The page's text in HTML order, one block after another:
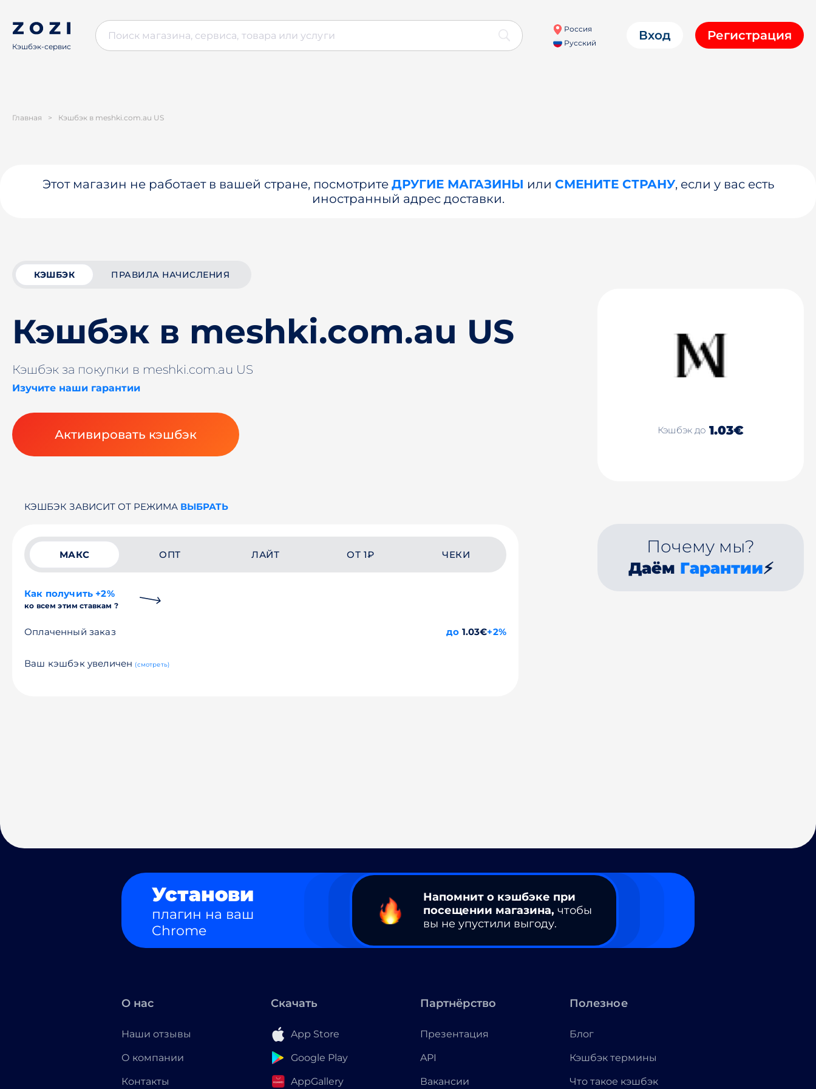
Кэшбэк-сервис
Россия
Русский
Вход Регистрация
Главная > Кэшбэк в meshki.com.au US
Этот магазин не работает в вашей стране, посмотрите ДРУГИЕ МАГАЗИНЫ или СМЕНИТЕ СТРАНУ, если у вас есть
иностранный адрес доставки.
КЭШБЭК ПРАВИЛА НАЧИСЛЕНИЯ
Кэшбэк в meshki.com.au US
Кэшбэк за покупки в meshki.com.au US
Изучите наши гарантии
Активировать кэшбэк Кэшбэк до 1.03€
КЭШБЭК ЗАВИСИТ ОТ РЕЖИМА ВЫБРАТЬ
МАКС ОПТ ЛАЙТ ОТ 1₽ ЧЕКИ
Как получить +2%
ко всем этим ставкам ?
Оплаченный заказ до 1.03€+2%
Ваш кэшбэк увеличен (смотреть)
Почему мы?
Даём Гарантии⚡
Установи
плагин на ваш
Chrome
Напомнит о кэшбэке при
посещении магазина, чтобы
вы не упустили выгоду.
О нас
Наши отзывы
О компании
Контакты
Скачать
App Store
Google Play
AppGallery
Партнёрство
Презентация
API
Вакансии
Полезное
Блог
Кэшбэк термины
Что такое кэшбэк